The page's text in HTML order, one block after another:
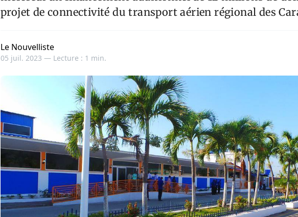
projet de connectivité du transport aérien régional des
Le Nouvelliste
05 juil. 2023 — Lecture : 1 min.